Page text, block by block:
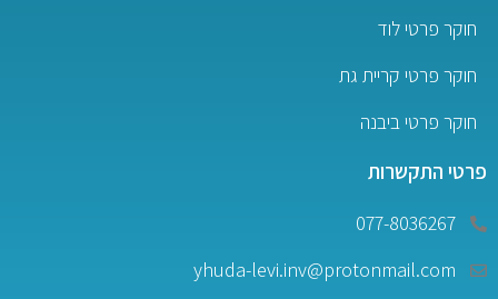
חוקר פרטי לוד
חוקר פרטי קריית גת
חוקר פרטי ביבנה
פרטי התקשרות
077-8036267
yhuda-levi.inv@protonmail.com